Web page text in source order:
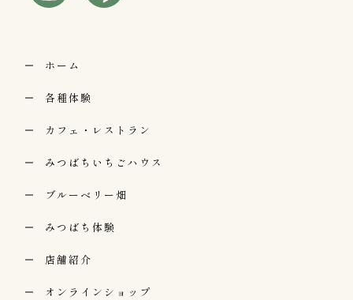
ホーム
各種体験
カフェ・レストラン
みつばちいちごハウス
ブルーベリー畑
みつばち体験
店舗紹介
オンラインショップ